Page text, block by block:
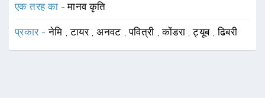
एक तरह का -मानव कृति
प्रकार -नेमि ,टायर ,अनवट ,पवित्री ,कोंडरा ,ट्यूब ,ढिबरी